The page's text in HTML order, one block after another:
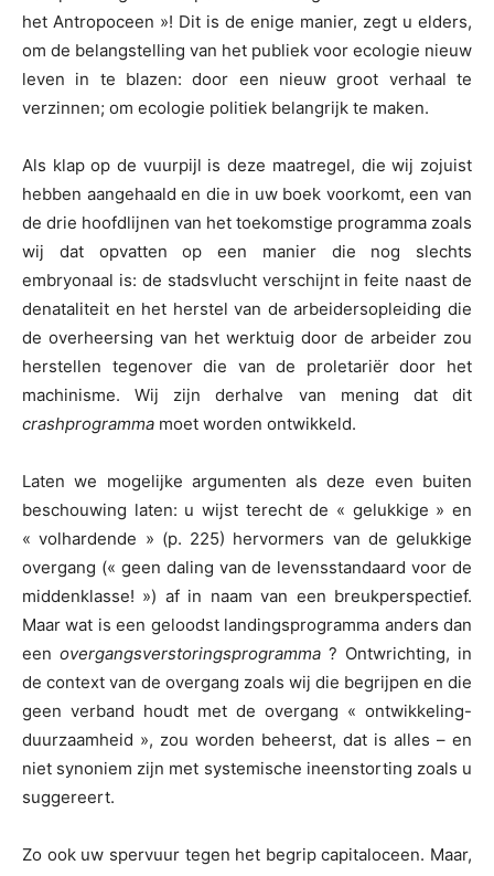
het Antropoceen »! Dit is de enige manier, zegt u elders,
om de belangstelling van het publiek voor ecologie nieuw
leven in te blazen: door een nieuw groot verhaal te
verzinnen; om ecologie politiek belangrijk te maken.
Als klap op de vuurpijl is deze maatregel, die wij zojuist
hebben aangehaald en die in uw boek voorkomt, een van
de drie hoofdlijnen van het toekomstige programma zoals
wij dat opvatten op een manier die nog slechts
embryonaal is: de stadsvlucht verschijnt in feite naast de
denataliteit en het herstel van de arbeidersopleiding die
de overheersing van het werktuig door de arbeider zou
herstellen tegenover die van de proletariër door het
machinisme. Wij zijn derhalve van mening dat dit
crashprogramma moet worden ontwikkeld.
Laten we mogelijke argumenten als deze even buiten
beschouwing laten: u wijst terecht de « gelukkige » en
« volhardende » (p. 225) hervormers van de gelukkige
overgang (« geen daling van de levensstandaard voor de
middenklasse! ») af in naam van een breukperspectief.
Maar wat is een geloodst landingsprogramma anders dan
een overgangsverstoringsprogramma ? Ontwrichting, in
de context van de overgang zoals wij die begrijpen en die
geen verband houdt met de overgang « ontwikkeling-
duurzaamheid », zou worden beheerst, dat is alles – en
niet synoniem zijn met systemische ineenstorting zoals u
suggereert.
Zo ook uw spervuur tegen het begrip capitaloceen. Maar,